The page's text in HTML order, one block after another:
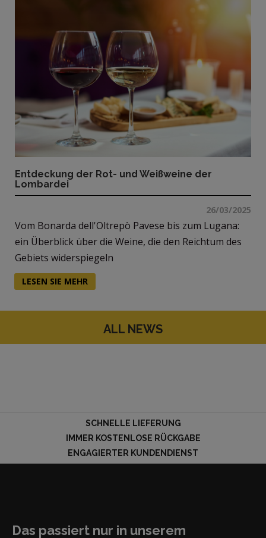
Entdeckung der Rot- und Weißweine der
Lombardei
26/03/2025
Vom Bonarda dell'Oltrepò Pavese bis zum Lugana:
ein Überblick über die Weine, die den Reichtum des
Gebiets widerspiegeln
LESEN SIE MEHR
ALL NEWS
SCHNELLE LIEFERUNG
IMMER KOSTENLOSE RÜCKGABE
ENGAGIERTER KUNDENDIENST
Das passiert nur in unserem